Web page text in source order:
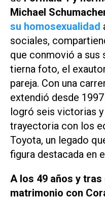
Michael
su homosexualidad
sociales,
que conmovió a sus
tierna foto, el
pareja. Con una
extendió desde
logró seis victorias
trayectoria con los
Toyota, un legado
figura destacada en
A los 49 años y
matrimonio con